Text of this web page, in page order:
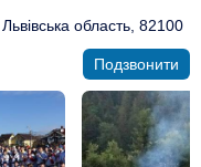
область, 82100
Подзвонити